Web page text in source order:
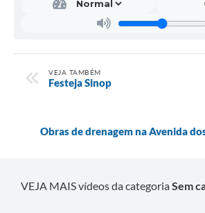
VEJA TAMBÉM
Festeja Sinop
Obras de drenagem na Avenida
VEJA MAIS vídeos da categoriaSem